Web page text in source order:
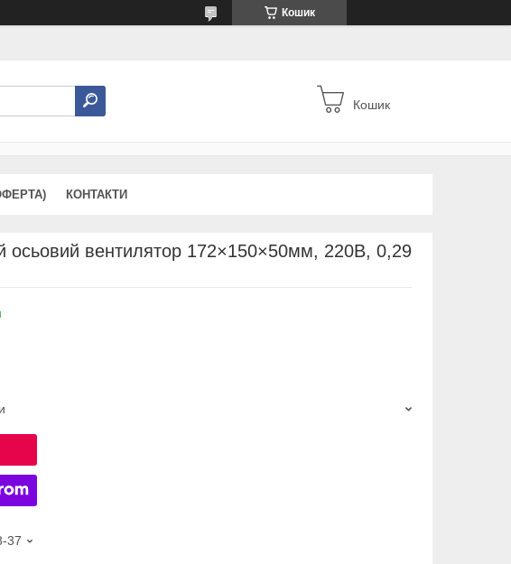
Кошик
Кошик
КОНТАКТИ
осьовий вентилятор 172×150×50мм, 220В, 0,29
37